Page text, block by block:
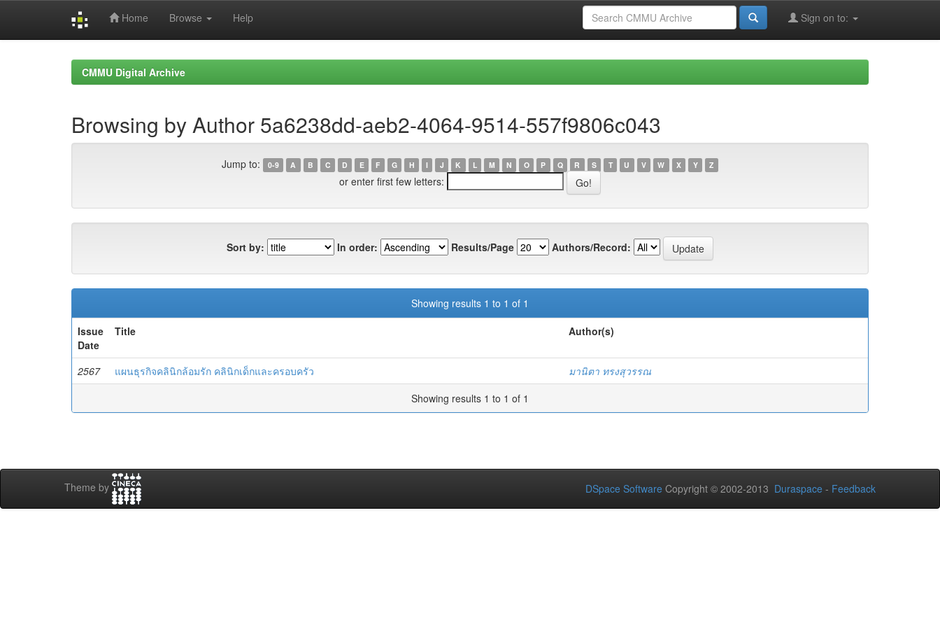
Home Browse Help Sign on to:
CMMU Digital Archive
Browsing by Author 5a6238dd-aeb2-4064-9514-557f9806c043
Jump to: 0-9 A B C D E F G H I J K L M N O P Q R S T U V W X Y Z
or enter first few letters:
Sort by: In order: Results/Page Authors/Record:
Showing results 1 to 1 of 1
Issue
Date
Title Author(s)
2567 แผนธุรกิจคลินิกล้อมรัก คลินิกเด็กและครอบครัว
มานิตา ทรงสุวรรณ
Showing results 1 to 1 of 1
Theme by DSpace Software Copyright © 2002-2013 Duraspace - Feedback